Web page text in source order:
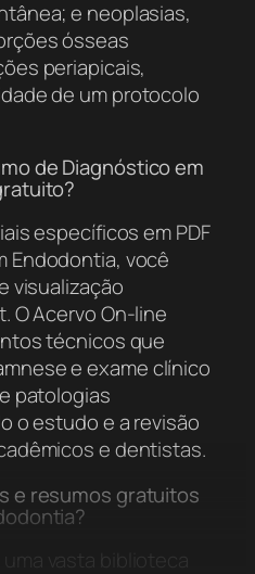
e neoplasias,
ósseas
periapicais,
de um protocolo
de Diagnóstico em
específicos em PDF
Endodontia, você
visualização
O Acervo On-line
técnicos que
e exame clínico
patologias
o estudo e a revisão
e dentistas.
e resumos gratuitos